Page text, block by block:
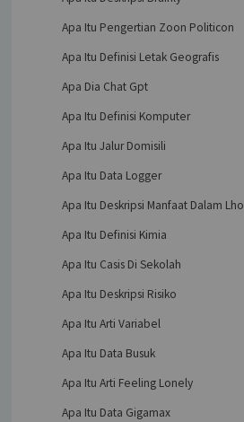
Apa Itu Pengertian Zoon Politicon
Apa Itu Definisi Letak Geografis
Apa Dia Chat Gpt
Apa Itu Definisi Komputer
Apa Itu Jalur Domisili
Apa Itu Data Logger
Apa Itu Deskripsi Manfaat Dalam Lho
Apa Itu Definisi Kimia
Apa Itu Casis Di Sekolah
Apa Itu Deskripsi Risiko
Apa Itu Arti Variabel
Apa Itu Data Busuk
Apa Itu Arti Feeling Lonely
Apa Itu Data Gigamax